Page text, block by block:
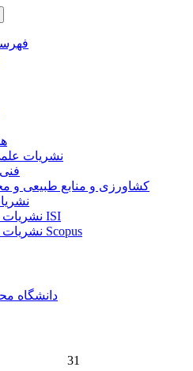
نشریات
کشاورزی و منابع طبیعی و
نشریات دارای نمایه ISI
نشریات دارای نمایه Scopus
دانشگاه
31